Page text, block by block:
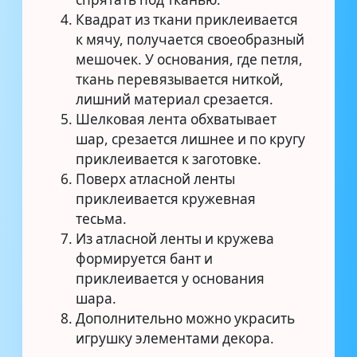
Квадрат из ткани приклеивается
к мячу, получается своеобразный
мешочек. У основания, где петля,
ткань перевязывается ниткой,
лишний материал срезается.
Шелковая лента обхватывает
шар, срезается лишнее и по кругу
приклеивается к заготовке.
Поверх атласной ленты
приклеивается кружевная
тесьма.
Из атласной ленты и кружева
формируется бант и
приклеивается у основания
шара.
Дополнительно можно украсить
игрушку элементами декора.